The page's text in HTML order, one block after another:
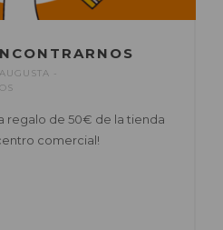
regalo de 50€ de la tienda
comercial!